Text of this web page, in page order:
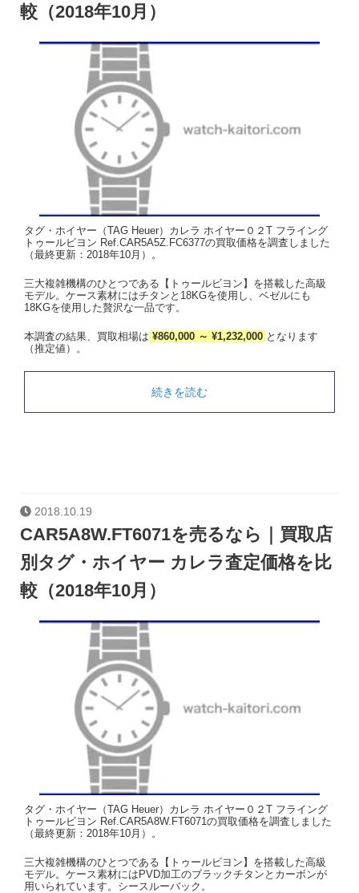
較（2018年10月）
タグ・ホイヤー（TAG Heuer）カレラ ホイヤー０２T フライング
トゥールビヨン Ref.CAR5A5Z.FC6377の買取価格を調査しました
（最終更新：2018年10月）。
三大複雑機構のひとつである【トゥールビヨン】を搭載した高級
モデル。ケース素材にはチタンと18KGを使用し、ベゼルにも
18KGを使用した贅沢な一品です。
本調査の結果、買取相場は ¥860,000 ～ ¥1,232,000 となります
（推定値）。
続きを読む
2018.10.19
CAR5A8W.FT6071を売るなら｜買取店
別タグ・ホイヤー カレラ査定価格を比
較（2018年10月）
タグ・ホイヤー（TAG Heuer）カレラ ホイヤー０２T フライング
トゥールビヨン Ref.CAR5A8W.FT6071の買取価格を調査しました
（最終更新：2018年10月）。
三大複雑機構のひとつである【トゥールビヨン】を搭載した高級
モデル。ケース素材にはPVD加工のブラックチタンとカーボンが
用いられています。シースルーバック。